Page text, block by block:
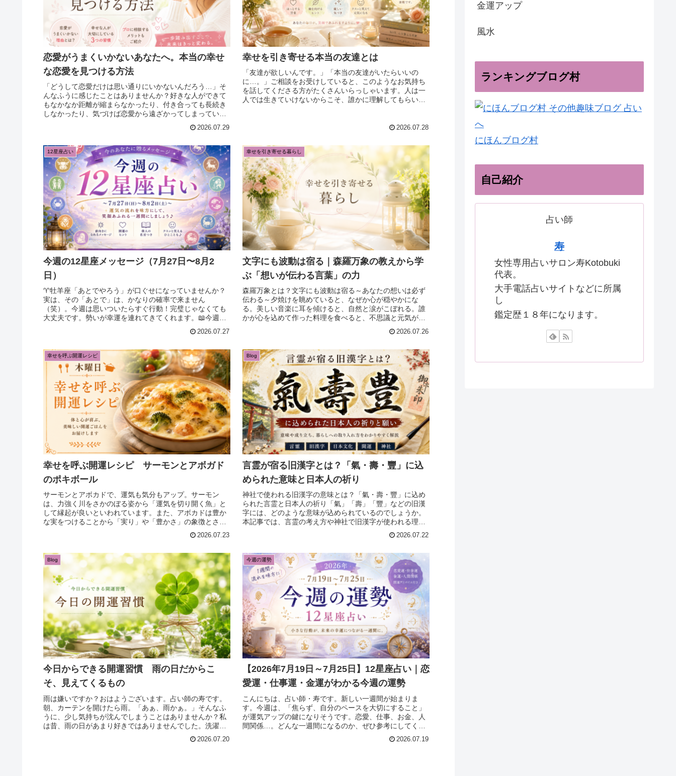
恋愛がうまくいかないあなたへ。本当の幸せ
な恋愛を見つける方法
「どうして恋愛だけは思い通りにいかないんだろう…」そ
んなふうに感じたことはありませんか？好きな人ができて
もなかなか距離が縮まらなかったり、付き合っても長続き
しなかったり、気づけば恋愛から遠ざかってしまってい
2026.07.29
幸せを引き寄せる本当の友達とは
「友達が欲しいんです。」「本当の友達がいたらいいの
に…。」ご相談をお受けしていると、このようなお気持ち
を話してくださる方がたくさんいらっしゃいます。人は一
人では生きていけないからこそ、誰かに理解してもらいた
2026.07.28
12星座占い
今週の12星座メッセージ（7月27日〜8月2
日）
♈牡羊座「あとでやろう」が口ぐせになっていませんか？
実は、その「あとで」は、かなりの確率で来ません
（笑）。今週は思いついたらすぐ行動！完璧じゃなくても
大丈夫です。勢いが幸運を連れてきてくれます。📖今週の
2026.07.27
幸せを引き寄せる暮らし
文字にも波動は宿る｜森羅万象の教えから学
ぶ「想いが伝わる言葉」の力
森羅万象とは？文字にも波動は宿る～あなたの想いは必ず
伝わる～夕焼けを眺めていると、なぜか心が穏やかにな
る。美しい音楽に耳を傾けると、自然と涙がこぼれる。誰
かが心を込めて作った料理を食べると、不思議と元気が湧
2026.07.26
幸せを呼ぶ開運レシピ
幸せを呼ぶ開運レシピ サーモンとアボガド
のポキボール
サーモンとアボカドで、運気も気分もアップ。サーモン
は、力強く川をさかのぼる姿から「運気を切り開く魚」と
して縁起が良いといわれています。また、アボカドは豊か
な実をつけることから「実り」や「豊かさ」の象徴とされ
2026.07.23
Blog
言霊が宿る旧漢字とは？「氣・壽・豐」に込
められた意味と日本人の祈り
神社で使われる旧漢字の意味とは？「氣・壽・豐」に込め
られた言霊と日本人の祈り「氣」「壽」「豐」などの旧漢
字には、どのような意味が込められているのでしょうか。
本記事では、言霊の考え方や神社で旧漢字が使われる理
2026.07.22
Blog
今日からできる開運習慣 雨の日だからこ
そ、見えてくるもの
雨は嫌いですか？おはようございます。占い師の寿です。
朝、カーテンを開けたら雨。「あぁ、雨かぁ。」そんなふ
うに、少し気持ちが沈んでしまうことはありませんか？私
は昔、雨の日があまり好きではありませんでした。洗濯物
2026.07.20
今週の運勢
【2026年7月19日～7月25日】12星座占い｜恋
愛運・仕事運・金運がわかる今週の運勢
こんにちは、占い師・寿です。新しい一週間が始まりま
す。今週は、「焦らず、自分のペースを大切にすること」
が運気アップの鍵になりそうです。恋愛、仕事、お金、人
間関係…。どんな一週間になるのか、ぜひ参考にしてくだ
2026.07.19
金運アップ
風水
ランキングブログ村
にほんブログ村
自己紹介
占い師
寿
女性専用占いサロン寿Kotobuki
代表。
大手電話占いサイトなどに所属
し
鑑定歴１８年になります。